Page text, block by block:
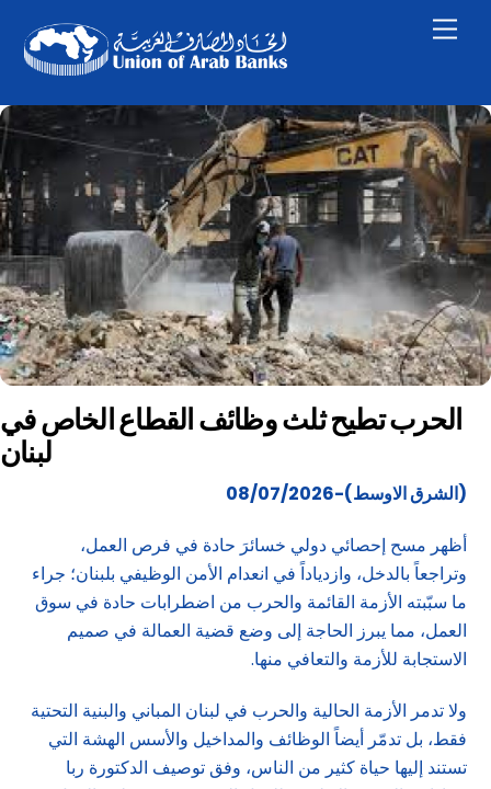
content
الحرب تطيح ثلث وظائف القطاع الخاص في
لبنان
(الشرق الاوسط)-08/07/2026
أظهر مسح إحصائي دولي خسائرَ حادة في فرص العمل،
وتراجعاً بالدخل، وازدياداً في انعدام الأمن الوظيفي بلبنان؛ جراء
ما سبّبته الأزمة القائمة والحرب من اضطرابات حادة في سوق
العمل، مما يبرز الحاجة إلى وضع قضية العمالة في صميم
الاستجابة للأزمة والتعافي منها.
ولا تدمر الأزمة الحالية والحرب في لبنان المباني والبنية التحتية
فقط، بل تدمّر أيضاً الوظائف والمداخيل والأسس الهشة التي
تستند إليها حياة كثير من الناس، وفق توصيف الدكتورة ربا